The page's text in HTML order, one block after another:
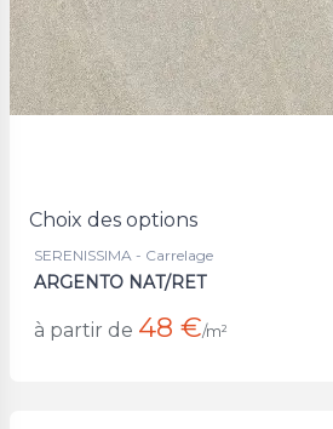
Choix des options
SERENISSIMA - Carrelage
ARGENTO NAT/RET
à partir de 48 €/m²